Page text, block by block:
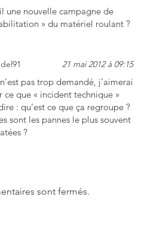
une nouvelle campagne de
» du matériel roulant ?
21 mai 2012 à 09:15
pas trop demandé, j’aimerai
ce que « incident technique »
: qu’est ce que ça regroupe ?
sont les pannes le plus souvent
?
sont fermés.